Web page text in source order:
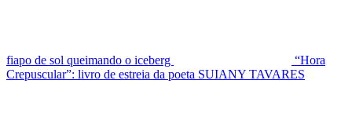
fiapo de sol queimando o iceberg
“Hora
Crepuscular”: livro de estreia da poeta SUIANY TAVARES